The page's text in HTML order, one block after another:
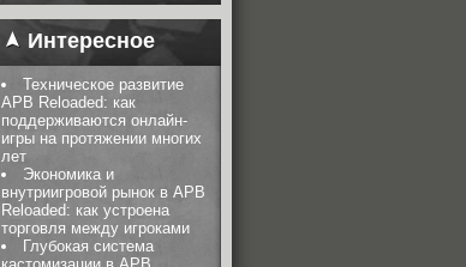
Интересное
Техническое развитие
APB Reloaded: как
поддерживаются онлайн-
игры на протяжении многих
лет
Экономика и
внутриигровой рынок в APB
Reloaded: как устроена
торговля между игроками
Глубокая система